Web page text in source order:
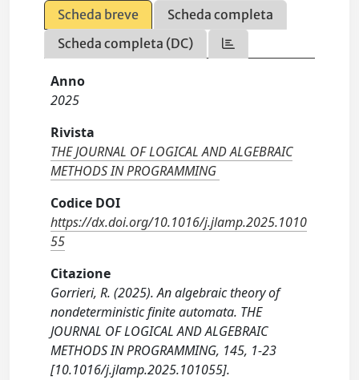
Scheda breve
Scheda completa
Scheda completa (DC)
Anno
2025
Rivista
THE JOURNAL OF LOGICAL AND ALGEBRAIC
METHODS IN PROGRAMMING
Codice DOI
https://dx.doi.org/10.1016/j.jlamp.2025.1010
55
Citazione
Gorrieri, R. (2025). An algebraic theory of
nondeterministic finite automata. THE
JOURNAL OF LOGICAL AND ALGEBRAIC
METHODS IN PROGRAMMING, 145, 1-23
[10.1016/j.jlamp.2025.101055].